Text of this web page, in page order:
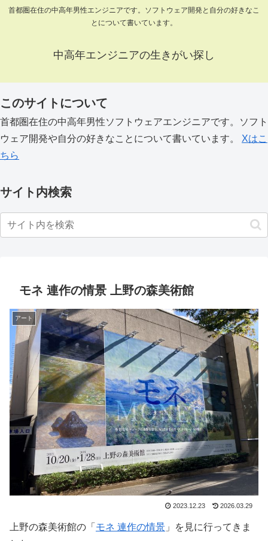
首都圏在住の中高年男性エンジニアです。ソフトウェア開発と自分の好きなこ
とについて書いています。
中高年エンジニアの生きがい探し
このサイトについて
首都圏在住の中高年男性ソフトウェアエンジニアです。ソフト
ウェア開発や自分の好きなことについて書いています。 Xはこ
ちら
サイト内検索
モネ 連作の情景 上野の森美術館
アート
2023.12.23 2026.03.29
上野の森美術館の「 モネ 連作の情景 」を見に行ってきま